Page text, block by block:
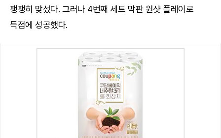
팽팽히 맞섰다. 그러나 4번째 세트 막판 원샷 플레이로
득점에 성공했다.